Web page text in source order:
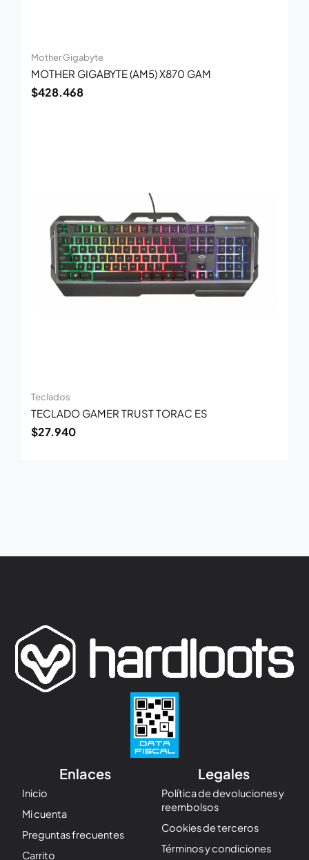
Mother Gigabyte
MOTHER GIGABYTE (AM5) X870 GAM
$428.468
Teclados
TECLADO GAMER TRUST TORAC ES
$27.940
Enlaces
Inicio
Mi cuenta
Preguntas frecuentes
Carrito
Legales
Política de devoluciones y
reembolsos
Cookies de terceros
Términos y condiciones